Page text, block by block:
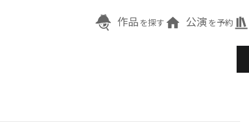
作品 を探す 公演 を予約